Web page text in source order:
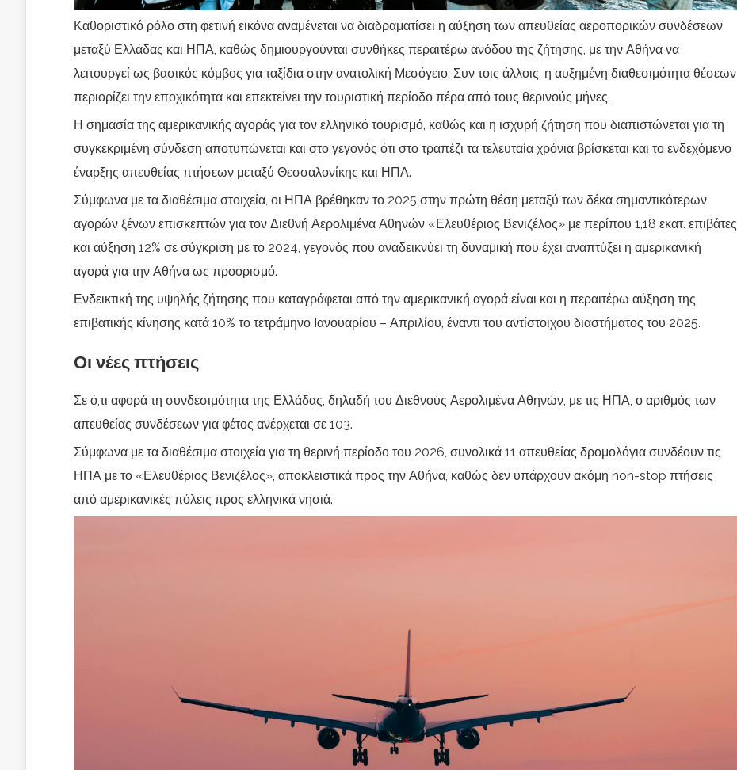
Καθοριστικό ρόλο στη φετινή εικόνα αναμένεται να διαδραματίσει η αύξηση των απευθείας αεροπορικών συνδέσεων
μεταξύ Ελλάδας και ΗΠΑ, καθώς δημιουργούνται συνθήκες περαιτέρω ανόδου της ζήτησης, με την Αθήνα να
λειτουργεί ως βασικός κόμβος για ταξίδια στην ανατολική Μεσόγειο. Συν τοις άλλοις, η αυξημένη διαθεσιμότητα θέσεων
περιορίζει την εποχικότητα και επεκτείνει την τουριστική περίοδο πέρα από τους θερινούς μήνες.
Η σημασία της αμερικανικής αγοράς για τον ελληνικό τουρισμό, καθώς και η ισχυρή ζήτηση που διαπιστώνεται για τη
συγκεκριμένη σύνδεση αποτυπώνεται και στο γεγονός ότι στο τραπέζι τα τελευταία χρόνια βρίσκεται και το ενδεχόμενο
έναρξης απευθείας πτήσεων μεταξύ Θεσσαλονίκης και ΗΠΑ.
Σύμφωνα με τα διαθέσιμα στοιχεία, οι ΗΠΑ βρέθηκαν το 2025 στην πρώτη θέση μεταξύ των δέκα σημαντικότερων
αγορών ξένων επισκεπτών για τον Διεθνή Αερολιμένα Αθηνών «Ελευθέριος Βενιζέλος» με περίπου 1,18 εκατ. επιβάτες
και αύξηση 12% σε σύγκριση με το 2024, γεγονός που αναδεικνύει τη δυναμική που έχει αναπτύξει η αμερικανική
αγορά για την Αθήνα ως προορισμό.
Ενδεικτική της υψηλής ζήτησης που καταγράφεται από την αμερικανική αγορά είναι και η περαιτέρω αύξηση της
επιβατικής κίνησης κατά 10% το τετράμηνο Ιανουαρίου – Απριλίου, έναντι του αντίστοιχου διαστήματος του 2025.
Οι νέες πτήσεις
Σε ό,τι αφορά τη συνδεσιμότητα της Ελλάδας, δηλαδή του Διεθνούς Αερολιμένα Αθηνών, με τις ΗΠΑ, ο αριθμός των
απευθείας συνδέσεων για φέτος ανέρχεται σε 103.
Σύμφωνα με τα διαθέσιμα στοιχεία για τη θερινή περίοδο του 2026, συνολικά 11 απευθείας δρομολόγια συνδέουν τις
ΗΠΑ με το «Ελευθέριος Βενιζέλος», αποκλειστικά προς την Αθήνα, καθώς δεν υπάρχουν ακόμη non-stop πτήσεις
από αμερικανικές πόλεις προς ελληνικά νησιά.